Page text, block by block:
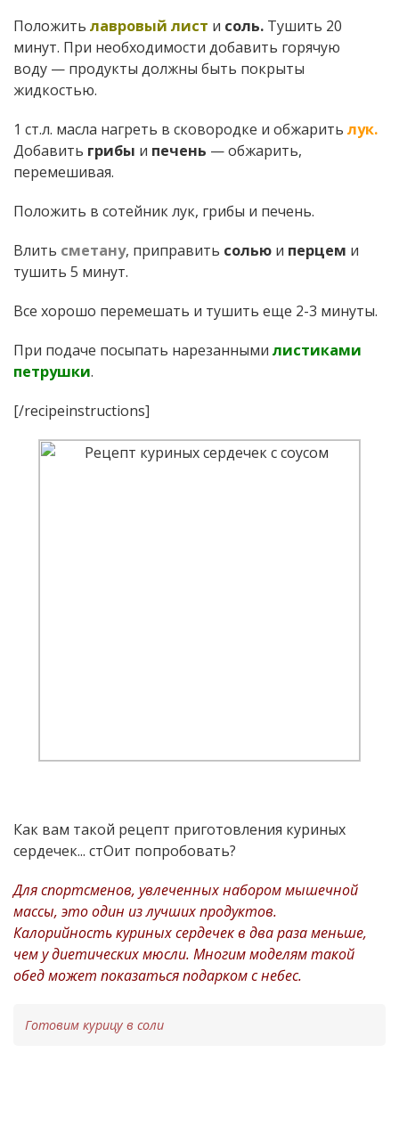
Положить лавровый лист и соль. Тушить 20
минут. При необходимости добавить горячую
воду — продукты должны быть покрыты
жидкостью.
1 ст.л. масла нагреть в сковородке и обжарить лук.
Добавить грибы и печень — обжарить,
перемешивая.
Положить в сотейник лук, грибы и печень.
Влить сметану, приправить солью и перцем и
тушить 5 минут.
Все хорошо перемешать и тушить еще 2-3 минуты.
При подаче посыпать нарезанными листиками
петрушки.
[/recipeinstructions]
Как вам такой рецепт приготовления куриных
сердечек... стОит попробовать?
Для спортсменов, увлечeнных набором мышечной
массы, это один из лучших продуктов.
Калорийность куриных сердечек в два раза меньше,
чем у диетических мюсли. Многим моделям такой
обед может показаться подарком с небес.
Готовим курицу в соли